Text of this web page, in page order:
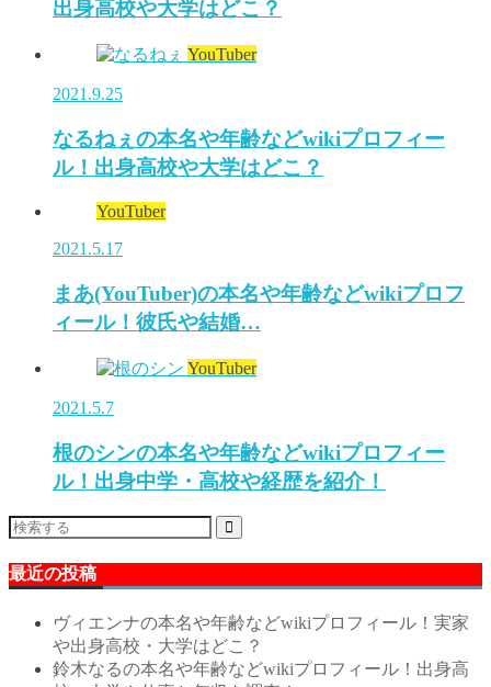
出身高校や大学はどこ？
YouTuber
2021.9.25
なるねぇの本名や年齢などwikiプロフィー
ル！出身高校や大学はどこ？
YouTuber
2021.5.17
まあ(YouTuber)の本名や年齢などwikiプロフ
ィール！彼氏や結婚…
YouTuber
2021.5.7
根のシンの本名や年齢などwikiプロフィー
ル！出身中学・高校や経歴を紹介！
最近の投稿
ヴィエンナの本名や年齢などwikiプロフィール！実家
や出身高校・大学はどこ？
鈴木なるの本名や年齢などwikiプロフィール！出身高